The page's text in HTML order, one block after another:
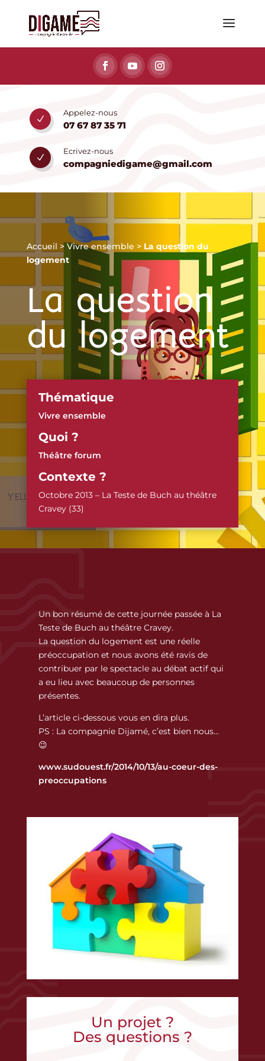
N
Appelez-nous
07 67 87 35 71
N
Ecrivez-nous
compagniedigame@gmail.com
Accueil >Vivre ensemble > La question du
logement
La question
du logement
Thématique
Vivre ensemble
Quoi ?
Théâtre forum
Contexte ?
Octobre 2013 – La Teste de Buch au théâtre
Cravey (33)
Un bon résumé de cette journée passée à La
Teste de Buch au théâtre Cravey.
La question du logement est une réelle
préoccupation et nous avons été ravis de
contribuer par le spectacle au débat actif qui
a eu lieu avec beaucoup de personnes
présentes.
L’article ci-dessous vous en dira plus.
PS : La compagnie Dijamé, c’est bien nous…
😉
www.sudouest.fr/2014/10/13/au-coeur-des-
preoccupations
Un projet ?
Des questions ?